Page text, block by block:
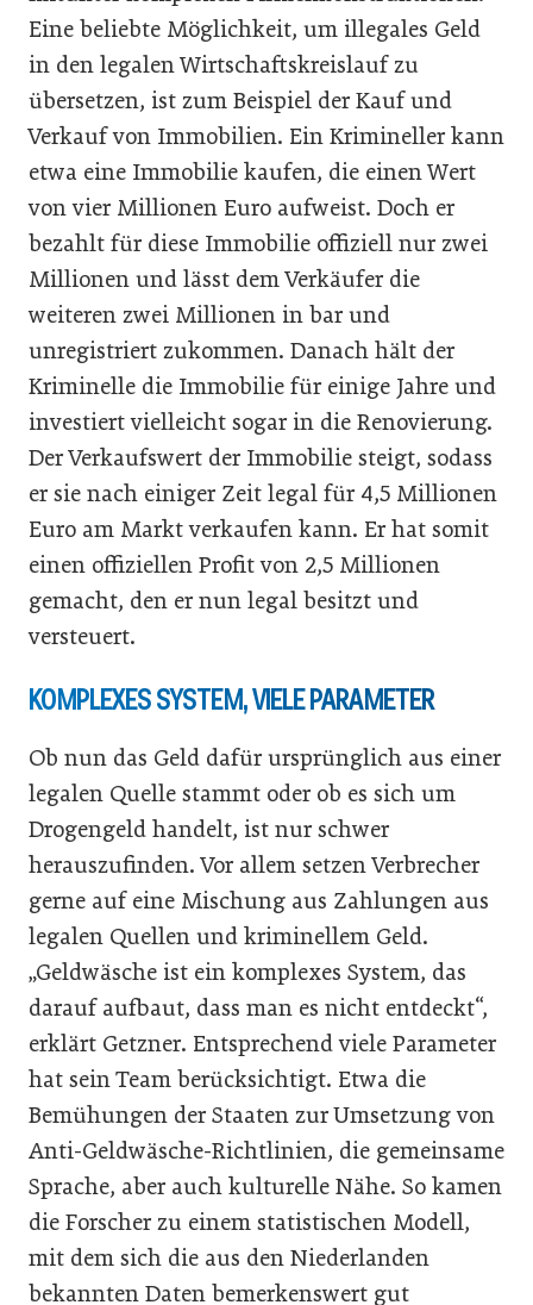
Eine beliebte Möglichkeit, um illegales Geld
in den legalen Wirtschaftskreislauf zu
übersetzen, ist zum Beispiel der Kauf und
Verkauf von Immobilien. Ein Krimineller kann
etwa eine Immobilie kaufen, die einen Wert
von vier Millionen Euro aufweist. Doch er
bezahlt für diese Immobilie offiziell nur zwei
Millionen und lässt dem Verkäufer die
weiteren zwei Millionen in bar und
unregistriert zukommen. Danach hält der
Kriminelle die Immobilie für einige Jahre und
investiert vielleicht sogar in die Renovierung.
Der Verkaufswert der Immobilie steigt, sodass
er sie nach einiger Zeit legal für 4,5 Millionen
Euro am Markt verkaufen kann. Er hat somit
einen offiziellen Profit von 2,5 Millionen
gemacht, den er nun legal besitzt und
versteuert.
KOMPLEXES SYSTEM, VIELE PARAMETER
Ob nun das Geld dafür ursprünglich aus einer
legalen Quelle stammt oder ob es sich um
Drogengeld handelt, ist nur schwer
herauszufinden. Vor allem setzen Verbrecher
gerne auf eine Mischung aus Zahlungen aus
legalen Quellen und kriminellem Geld.
„Geldwäsche ist ein komplexes System, das
darauf aufbaut, dass man es nicht entdeckt“,
erklärt Getzner. Entsprechend viele Parameter
hat sein Team berücksichtigt. Etwa die
Bemühungen der Staaten zur Umsetzung von
Anti-Geldwäsche-Richtlinien, die gemeinsame
Sprache, aber auch kulturelle Nähe. So kamen
die Forscher zu einem statistischen Modell,
mit dem sich die aus den Niederlanden
bekannten Daten bemerkenswert gut